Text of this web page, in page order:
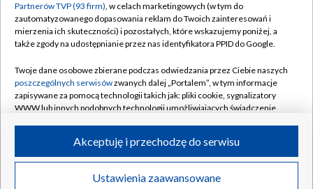
Centrum informacji TVP
Naziemna Telewizja Cyfrowa
Rada Programowa
System NOS
Informacje o nadawcy
Program dla prasy
Moje zgody
Pomoc
Kontakt
Kanały
©2026 Telewizja Polska S.A. w likwidacji
Partnerów TVP (93 firm), w celach marketingowych (w tym do
zautomatyzowanego dopasowania reklam do Twoich zainteresowań i
mierzenia ich skuteczności) i pozostałych, które wskazujemy poniżej, a
także zgody na udostępnianie przez nas identyfikatora PPID do Google.
Twoje dane osobowe zbierane podczas odwiedzania przez Ciebie naszych
poszczególnych serwisówzwanych dalej „Portalem”, w tym informacje
zapisywane za pomocą technologii takich jak: pliki cookie, sygnalizatory
WWW lub innych podobnych technologii umożliwiających świadczenie
ruchu w Internecie.
Twoje dane osobowe zbierane podczas odwiedzania przez Ciebie
poszczególnych serwisówna Portalu, takie jak adresy IP, identyfikatory
Ustawienia zaawansowane
Akceptuję i przechodzę do serwisu